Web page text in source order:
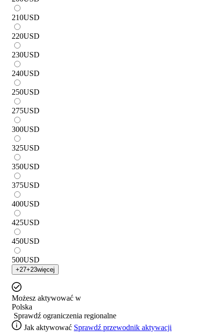
210USD
220USD
230USD
240USD
250USD
275USD
300USD
325USD
350USD
375USD
400USD
425USD
450USD
500USD
+27+23więcej
Możesz aktywować w
Polska
Sprawdź ograniczenia regionalne
Jak aktywować Sprawdź przewodnik aktywacji